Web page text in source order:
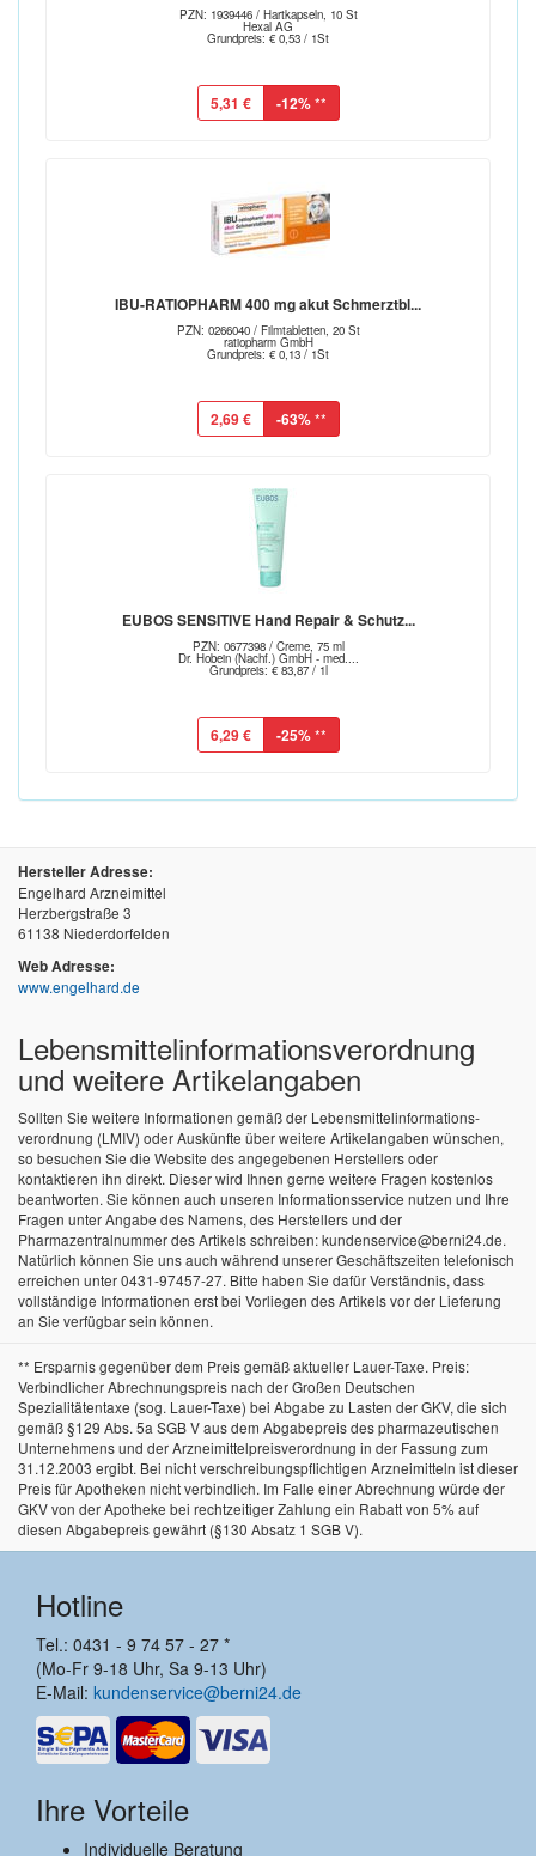
PZN: 1939446 / Hartkapseln, 10 St
Hexal AG
Grundpreis: € 0,53 / 1St
5,31 € -12%**
IBU-RATIOPHARM 400 mg akut Schmerztbl...
PZN: 0266040 / Filmtabletten, 20 St
ratiopharm GmbH
Grundpreis: € 0,13 / 1St
2,69 € -63%**
EUBOS SENSITIVE Hand Repair & Schutz...
PZN: 0677398 / Creme, 75 ml
Dr. Hobein (Nachf.) GmbH - med....
Grundpreis: € 83,87 / 1l
6,29 € -25%**
Hersteller Adresse:
Engelhard Arzneimittel
Herzbergstraße 3
61138 Niederdorfelden
Web Adresse:
www.engelhard.de
Lebensmittel­informations­verordnung
und weitere Artikelangaben
Sollten Sie weitere Informationen gemäß der Lebensmittel­informations­
verordnung (LMIV) oder Auskünfte über weitere Artikelangaben wünschen,
so besuchen Sie die Website des angegebenen Herstellers oder
kontaktieren ihn direkt. Dieser wird Ihnen gerne weitere Fragen kostenlos
beantworten. Sie können auch unseren Informationsservice nutzen und Ihre
Fragen unter Angabe des Namens, des Herstellers und der
Pharmazentralnummer des Artikels schreiben: kundenservice@berni24.de.
Natürlich können Sie uns auch während unserer Geschäftszeiten telefonisch
erreichen unter 0431-97457-27. Bitte haben Sie dafür Verständnis, dass
vollständige Informationen erst bei Vorliegen des Artikels vor der Lieferung
an Sie verfügbar sein können.
** Ersparnis gegenüber dem Preis gemäß aktueller Lauer-Taxe. Preis:
Verbindlicher Abrechnungspreis nach der Großen Deutschen
Spezialitätentaxe (sog. Lauer-Taxe) bei Abgabe zu Lasten der GKV, die sich
gemäß §129 Abs. 5a SGB V aus dem Abgabepreis des pharmazeutischen
Unternehmens und der Arzneimittelpreisverordnung in der Fassung zum
31.12.2003 ergibt. Bei nicht verschreibungspflichtigen Arzneimitteln ist dieser
Preis für Apotheken nicht verbindlich. Im Falle einer Abrechnung würde der
GKV von der Apotheke bei rechtzeitiger Zahlung ein Rabatt von 5% auf
diesen Abgabepreis gewährt (§130 Absatz 1 SGB V).
Hotline
Tel.: 0431 - 9 74 57 - 27 *
(Mo-Fr 9-18 Uhr, Sa 9-13 Uhr)
E-Mail: kundenservice@berni24.de
Ihre Vorteile
Individuelle Beratung